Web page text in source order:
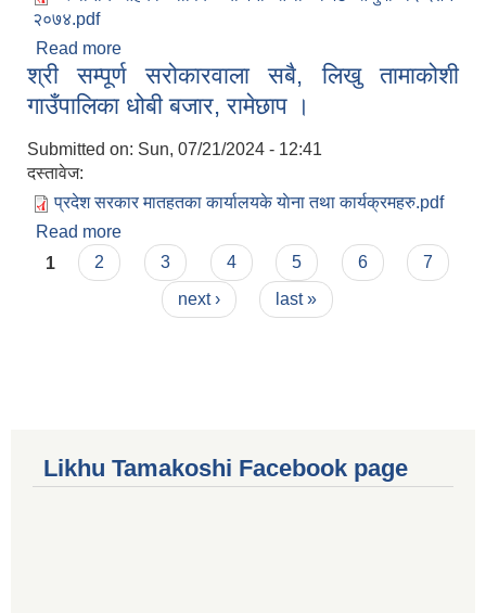
२०७४.pdf
Read more
दिग्दर्शन २०७४
श्री सम्पूर्ण सरोकारवाला सबै, लिखु तामाकोशी
गाउँपालिका धोबी बजार, रामेछाप ।
Submitted on: Sun, 07/21/2024 - 12:41
दस्तावेज:
प्रदेश सरकार मातहतका कार्यालयके याेना तथा कार्यक्रमहरु.pdf
Read more
गाउँपालिका धोबी बजार, रामेछाप ।
Pages
1 2 3 4 5 6
7
next ›
last »
Likhu Tamakoshi Facebook page